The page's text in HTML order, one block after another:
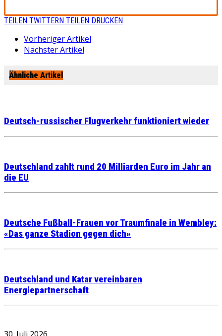
TEILEN TWITTERN TEILEN DRUCKEN
Vorheriger Artikel
Nächster Artikel
Ähnliche Artikel
Deutsch-russischer Flugverkehr funktioniert wieder
Deutschland zahlt rund 20 Milliarden Euro im Jahr an
die EU
Deutsche Fußball-Frauen vor Traumfinale in Wembley:
«Das ganze Stadion gegen dich»
Deutschland und Katar vereinbaren
Energiepartnerschaft